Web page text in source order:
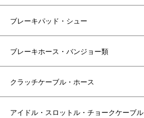
ブレーキパッド・シュー
ブレーキホース・バンジョー類
クラッチケーブル・ホース
アイドル・スロットル・チョークケーブル